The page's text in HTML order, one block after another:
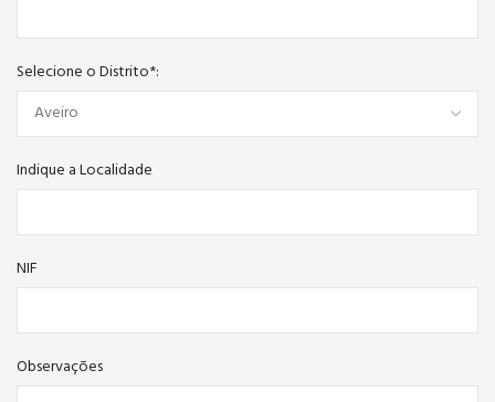
Selecione o Distrito*:
Indique a Localidade
NIF
Observações